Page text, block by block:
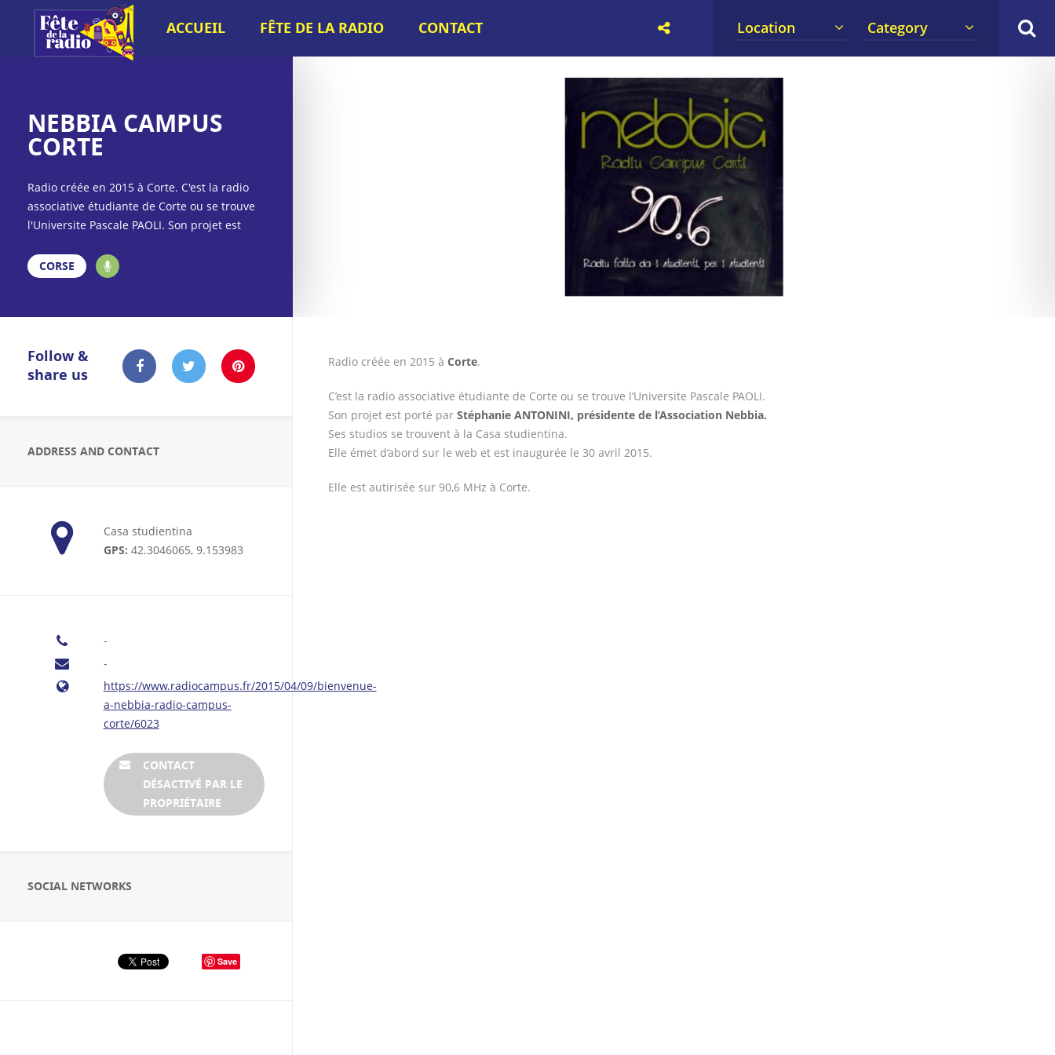
ACCUEIL FÊTE DE LA RADIO CONTACT Location Category
NEBBIA CAMPUS
CORTE
Radio créée en 2015 à Corte. C'est la radio
associative étudiante de Corte ou se trouve
l'Universite Pascale PAOLI. Son projet est
de l'Association Nebbia. Ses studios se
trouvent à la Casa studientina. Elle émet
avril 2015. Elle est autirisée sur 90,6 MHz à
CORSE
Follow &
share us
ADDRESS AND CONTACT
Casa studientina
GPS: 42.3046065, 9.153983
-
-
https://www.radiocampus.fr/2015/04/09/bienvenue-
a-nebbia-radio-campus-
corte/6023
CONTACT
DÉSACTIVÉ PAR LE
PROPRIÉTAIRE
SOCIAL NETWORKS
Save
Radio créée en 2015 à Corte.
C’est la radio associative étudiante de Corte ou se trouve l’Universite Pascale PAOLI.
Son projet est porté par Stéphanie ANTONINI, présidente de l’Association Nebbia.
Ses studios se trouvent à la Casa studientina.
Elle émet d’abord sur le web et est inaugurée le 30 avril 2015.
Elle est autirisée sur 90,6 MHz à Corte.